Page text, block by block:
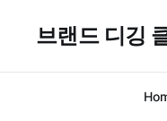
브랜드 디깅